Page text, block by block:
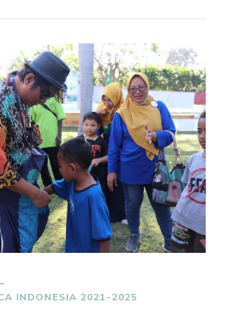
INDONESIA 2021-2025